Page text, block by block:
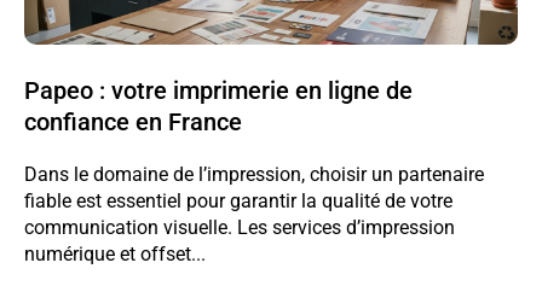
Papeo : votre imprimerie en ligne de
confiance en France
Dans le domaine de l’impression, choisir un partenaire
fiable est essentiel pour garantir la qualité de votre
communication visuelle. Les services d’impression
numérique et offset...